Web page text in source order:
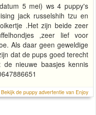
5 mei) ws 4 puppy's
jack russelshih tzu en
.Het zijn beide zeer
,zeer lief voor
Als daar geen geweldige
dat de pups goed terecht
nieuwe baasjes kennis
Bekijk de puppy advertentie van Enjoy